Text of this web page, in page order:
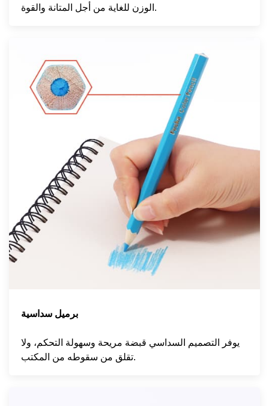
الوزن للغاية من أجل المتانة والقوة.
برميل سداسية
يوفر التصميم السداسي قبضة مريحة وسهولة التحكم، ولا
تقلق من سقوطه من المكتب.